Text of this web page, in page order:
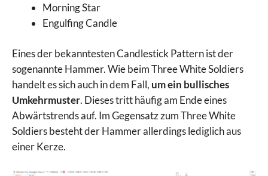
Morning Star
Engulfing Candle
Eines der bekanntesten Candlestick Pattern ist der
sogenannte Hammer. Wie beim Three White Soldiers
handelt es sich auch in dem Fall, um ein bullisches
Umkehrmuster. Dieses tritt häufig am Ende eines
Abwärtstrends auf. Im Gegensatz zum Three White
Soldiers besteht der Hammer allerdings lediglich aus
einer Kerze.